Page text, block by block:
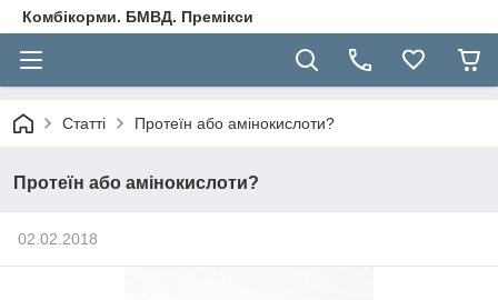
Комбікорми. БМВД. Премікси
Статті Протеїн або амінокислоти?
Протеїн або амінокислоти?
02.02.2018